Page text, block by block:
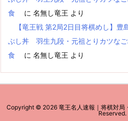
食
に 名無し竜王 より
【竜王戦 第2局2日目将棋めし】豊
ぶし丼 羽生九段・元祖とりカツな
食
に 名無し竜王 より
Copyright © 2026 竜王名人速報｜将棋対局
Reserved.